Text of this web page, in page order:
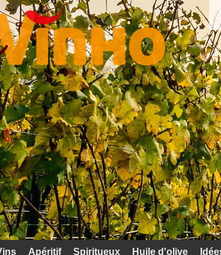
Apéritif Spiritueux Huile d'olive